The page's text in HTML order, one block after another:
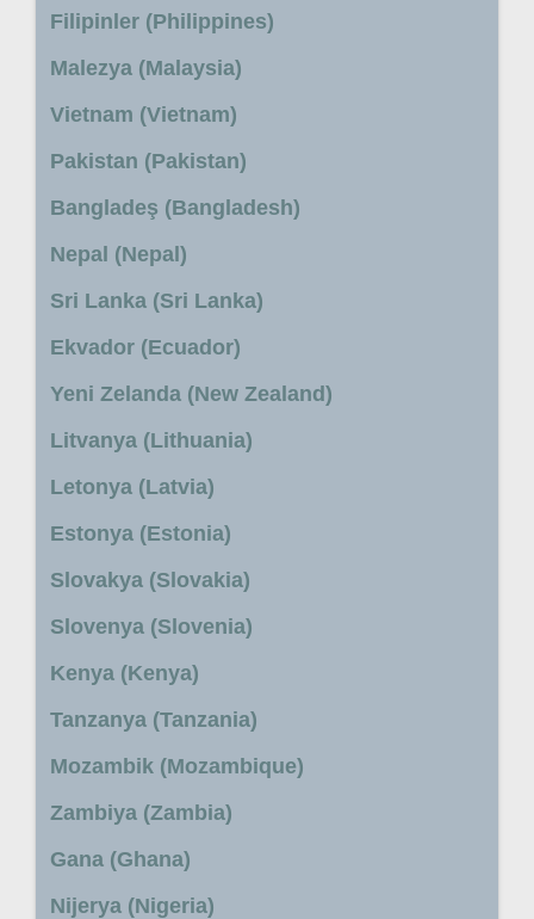
Filipinler (Philippines)
Malezya (Malaysia)
Vietnam (Vietnam)
Pakistan (Pakistan)
Bangladeş (Bangladesh)
Nepal (Nepal)
Sri Lanka (Sri Lanka)
Ekvador (Ecuador)
Yeni Zelanda (New Zealand)
Litvanya (Lithuania)
Letonya (Latvia)
Estonya (Estonia)
Slovakya (Slovakia)
Slovenya (Slovenia)
Kenya (Kenya)
Tanzanya (Tanzania)
Mozambik (Mozambique)
Zambiya (Zambia)
Gana (Ghana)
Nijerya (Nigeria)